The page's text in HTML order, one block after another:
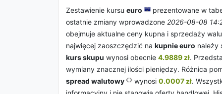
Zestawienie kursu euro prezentowane w
ostatnie zmiany wprowadzone 2026-08-08
obejmuje aktualne ceny kupna i sprzedaży
najwięcej zaoszczędzić na kupnie euro należy
kurs skupu wynosi obecnie 4.9889 zł.
wymiany znacznej ilości pieniędzy. Różnica
spread walutowy
wynosi 0.0007 zł.